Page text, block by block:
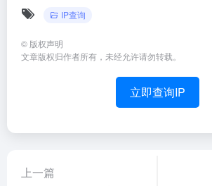
IP查询
© 版权声明
文章版权归作者所有，未经允许请勿转载。
立即查询IP
上一篇